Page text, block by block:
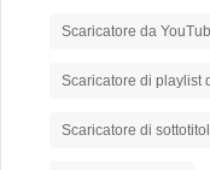
Scaricatore da
Scaricatore di playlist
Scaricatore di